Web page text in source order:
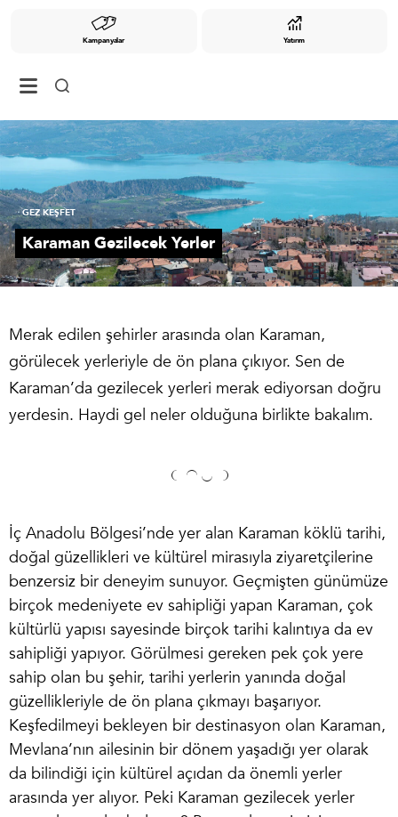
Kampanyalar Yatırım
GEZ KEŞFET
Karaman Gezilecek Yerler
Merak edilen şehirler arasında olan Karaman,
görülecek yerleriyle de ön plana çıkıyor. Sen de
Karaman’da gezilecek yerleri merak ediyorsan doğru
yerdesin. Haydi gel neler olduğuna birlikte bakalım.
İç Anadolu Bölgesi’nde yer alan Karaman köklü tarihi,
doğal güzellikleri ve kültürel mirasıyla ziyaretçilerine
benzersiz bir deneyim sunuyor. Geçmişten günümüze
birçok medeniyete ev sahipliği yapan Karaman, çok
kültürlü yapısı sayesinde birçok tarihi kalıntıya da ev
sahipliği yapıyor. Görülmesi gereken pek çok yere
sahip olan bu şehir, tarihi yerlerin yanında doğal
güzellikleriyle de ön plana çıkmayı başarıyor.
Keşfedilmeyi bekleyen bir destinasyon olan Karaman,
Mevlana’nın ailesinin bir dönem yaşadığı yer olarak
da bilindiği için kültürel açıdan da önemli yerler
arasında yer alıyor. Peki Karaman gezilecek yerler